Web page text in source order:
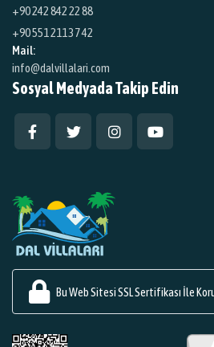
+90 242 842 22 88
+90 551 211 37 42
Mail:
info@dalvillalari.com
Sosyal Medyada Takip Edin
Bu Web Sitesi SSL Sertifikası İle